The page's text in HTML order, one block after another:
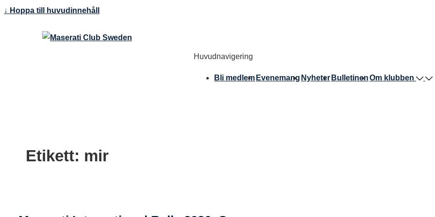
↓ Hoppa till huvudinnehåll
Huvudnavigering
Bli medlem Evenemang Nyheter BulletinenOm klubben
Etikett: mir